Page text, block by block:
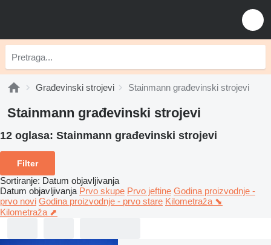
Građevinski strojevi Stainmann građevinski strojevi
Stainmann građevinski strojevi
12 oglasa: Stainmann građevinski strojevi
Filter
Sortiranje: Datum objavljivanja
Datum objavljivanja Prvo skupe Prvo jeftine Godina proizvodnje -
prvo novi Godina proizvodnje - prvo stare Kilometraža ⬊
Kilometraža ⬈